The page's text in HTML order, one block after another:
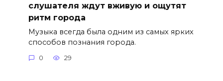
слушателя ждут вживую и ощутят
ритм города
Музыка всегда была одним из самых ярких
способов познания города.
0 29